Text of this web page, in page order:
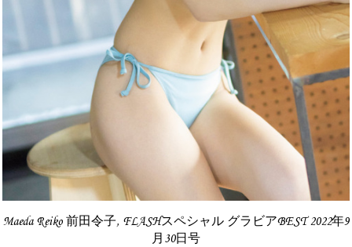
Maeda Reiko 前田令子, FLASHスペシャル グラビアBEST 2022年9
月30日号